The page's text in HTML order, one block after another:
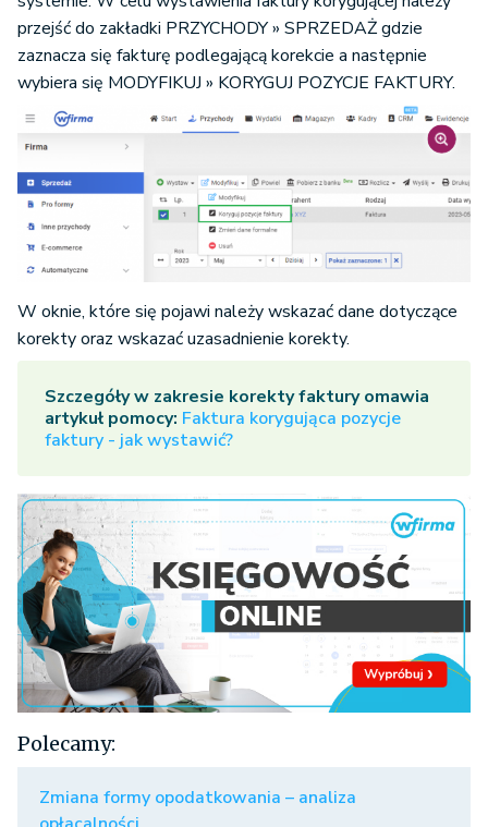
przejść do zakładki PRZYCHODY » SPRZEDAŻ gdzie
zaznacza się fakturę podlegającą korekcie a następnie
wybiera się MODYFIKUJ » KORYGUJ POZYCJE FAKTURY.
W oknie, które się pojawi należy wskazać dane dotyczące
korekty oraz wskazać uzasadnienie korekty.
Szczegóły w zakresie korekty faktury omawia
artykuł pomocy: Faktura korygująca pozycje
faktury - jak wystawić?
Polecamy:
Zmiana formy opodatkowania – analiza